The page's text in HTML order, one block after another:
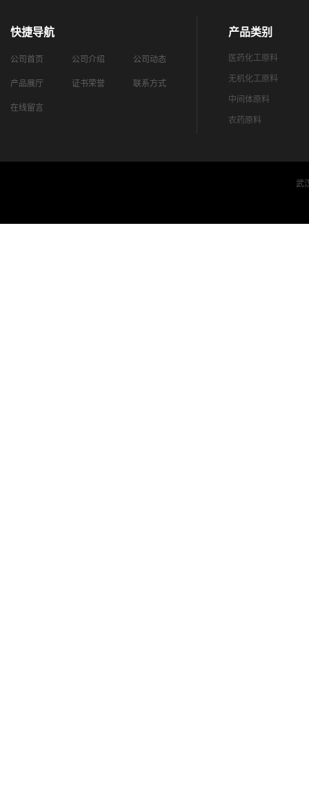
快捷导航
公司首页 公司介绍 公司动态
产品展厅 证书荣誉 联系方式
在线留言
产品类别
医药化工原料
无机化工原料
中间体原料
农药原料
武